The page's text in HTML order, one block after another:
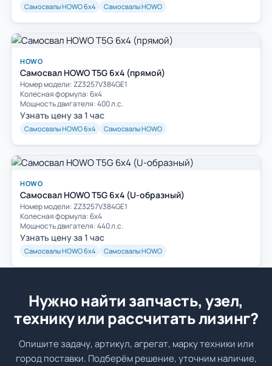
Самосвалы HOWO 6х4 Самосвалы HOWO
HOWO
Самосвал HOWO T5G 6x4 (прямой)
Номер модели: ZZ3257V384GE1
Колесная формула: 6х4
Мощность двигателя: 400 л.с.
Узнать цену за 1 час
Самосвалы HOWO 6х4 Самосвалы HOWO
HOWO
Самосвал HOWO T5G 6x4 (U-образный)
Номер модели: ZZ3257V384GE1
Колесная формула: 6х4
Мощность двигателя: 440 л.с.
Узнать цену за 1 час
Самосвалы HOWO 6х4 Самосвалы HOWO
Нужно найти запчасть, узел,
технику или рассчитать лизинг?
Опишите задачу, артикул, агрегат, марку техники или
город поставки. Подберём решение, уточним наличие,